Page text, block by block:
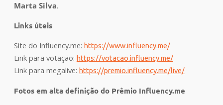
Marta Silva.
Links úteis
Site do Influency.me: https://www.influency.me/
Link para votação: https://votacao.influency.me/
Link para megalive: https://premio.influency.me/live/
Fotos em alta definição do Prêmio Influency.me